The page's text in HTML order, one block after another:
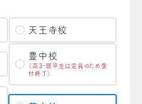
天王寺校
豊中校
（高3・既卒生は定員のため受
付終了）